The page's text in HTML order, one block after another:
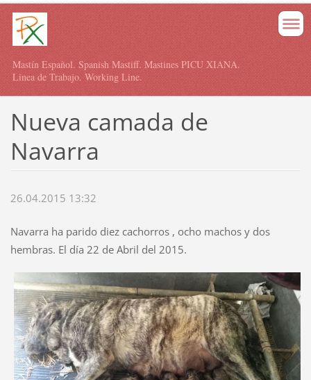
Mastín Español. Spanish Mastiff. Mastines PICU XIANA.
Linea de Trabajo. Working Line.
Nueva camada de
Navarra
26.04.2015 13:32
Navarra ha parido diez cachorros , ocho machos y dos
hembras. El día 22 de Abril del 2015.